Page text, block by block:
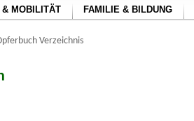
& MOBILITÄT FAMILIE & BILDUNG
Verzeichnis